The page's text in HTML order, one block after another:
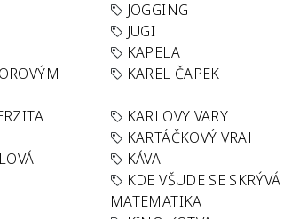
JOGGING
JUGI
KAPELA
KAREL ČAPEK
KARLOVY VARY
KARTÁČKOVÝ VRAH
KÁVA
KDE VŠUDE SE SKRÝVÁ
MATEMATIKA